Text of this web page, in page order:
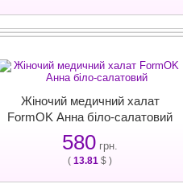
Жіночий медичний халат
FormOK Анна біло-салатовий
580 грн.
( 13.81 $ )